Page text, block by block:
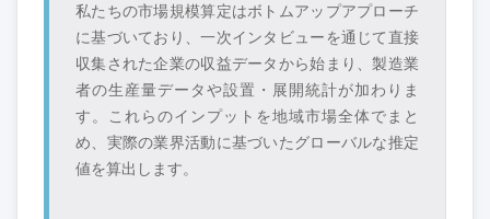
私たちの市場規模算定はボトムアップアプローチ
に基づいており、一次インタビューを通じて直接
収集された企業の収益データから始まり、製造業
者の生産量データや設置・展開統計が加わりま
す。これらのインプットを地域市場全体でまと
め、実際の業界活動に基づいたグローバルな推定
値を算出します。